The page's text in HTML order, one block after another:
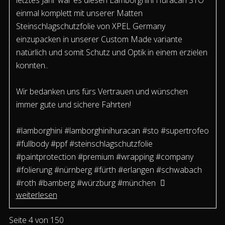
einmal komplett mit unserer Matten
Steinschlagschutzfolie von XPEL Germany
einzupacken in unserer Custom Made variante
natürlich und somit Schutz und Optik in einem erzielen
konnten..
Wir bedanken uns fürs Vertrauen und wünschen
immer gute und sichere Fahrten!
#lamborghini #lamborghinihuracan #sto #supertrofeo
#fullbody #ppf #steinschlagschutzfolie
#paintprotection #premium #wrapping #company
#folierung #nürnberg #fürth #erlangen #schwabach
#roth #bamberg #würzburg #münchen
weiterlesen
Seite 4 von 150